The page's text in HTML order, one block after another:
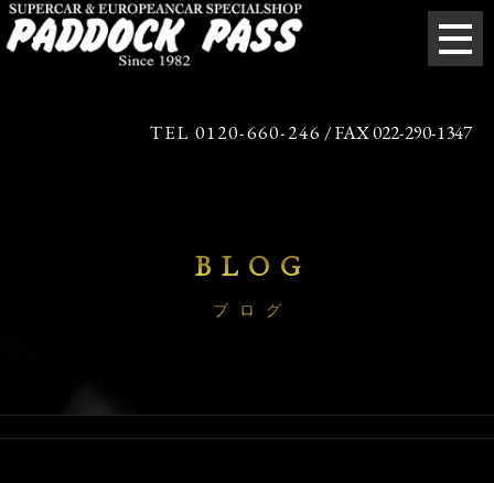
TEL 0120-660-246 / FAX 022-290-1347
BLOG
ブログ